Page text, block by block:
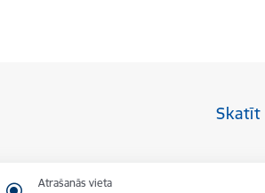
Skatīt
Atrašanās vieta